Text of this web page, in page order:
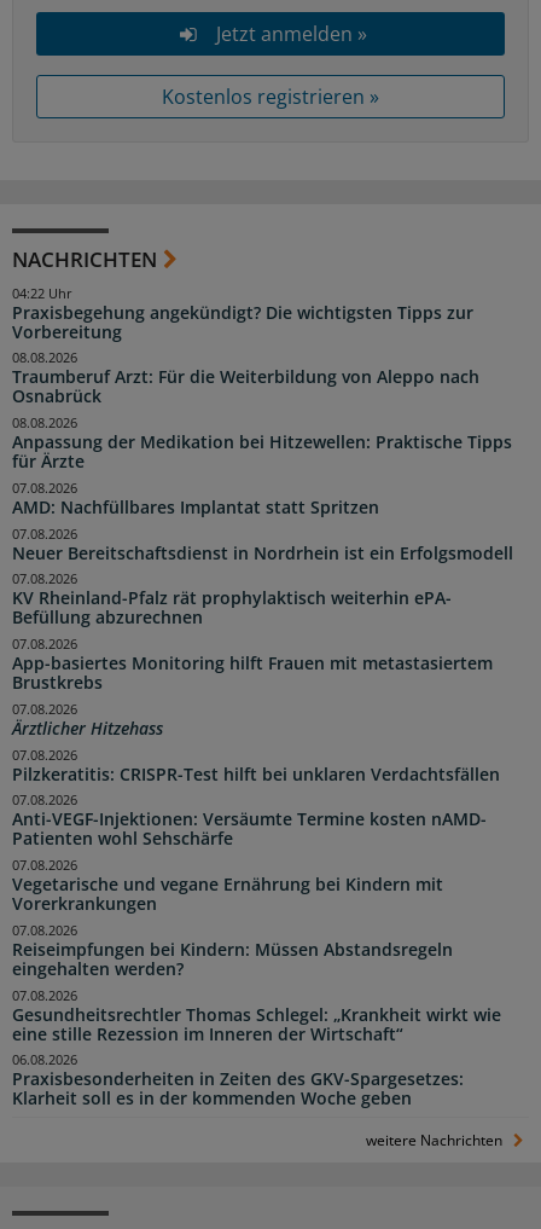
Jetzt anmelden »
Kostenlos registrieren »
NACHRICHTEN
Praxisbegehung angekündigt? Die wichtigsten Tipps zur
Vorbereitung
04:22 Uhr
Traumberuf Arzt: Für die Weiterbildung von Aleppo nach
Osnabrück
08.08.2026
Anpassung der Medikation bei Hitzewellen: Praktische Tipps
für Ärzte
08.08.2026
AMD: Nachfüllbares Implantat statt Spritzen
07.08.2026
Neuer Bereitschaftsdienst in Nordrhein ist ein Erfolgsmodell
07.08.2026
KV Rheinland-Pfalz rät prophylaktisch weiterhin ePA-
Befüllung abzurechnen
07.08.2026
App-basiertes Monitoring hilft Frauen mit metastasiertem
Brustkrebs
07.08.2026
Ärztlicher Hitzehass
07.08.2026
Pilzkeratitis: CRISPR-Test hilft bei unklaren Verdachtsfällen
07.08.2026
Anti-VEGF-Injektionen: Versäumte Termine kosten nAMD-
Patienten wohl Sehschärfe
07.08.2026
Vegetarische und vegane Ernährung bei Kindern mit
Vorerkrankungen
07.08.2026
Reiseimpfungen bei Kindern: Müssen Abstandsregeln
eingehalten werden?
07.08.2026
Gesundheitsrechtler Thomas Schlegel: „Krankheit wirkt wie
eine stille Rezession im Inneren der Wirtschaft“
07.08.2026
Praxisbesonderheiten in Zeiten des GKV-Spargesetzes:
Klarheit soll es in der kommenden Woche geben
06.08.2026
weitere Nachrichten